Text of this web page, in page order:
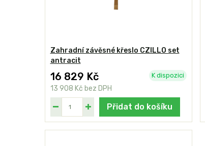
Zahradní závěsné křeslo CZILLO set
antracit
16 829 Kč
13 908 Kč bez DPH
K dispozici
Přidat do košíku